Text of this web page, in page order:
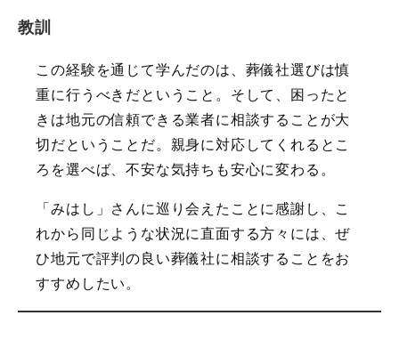
教訓
この経験を通じて学んだのは、葬儀社選びは慎
重に行うべきだということ。そして、困ったと
きは地元の信頼できる業者に相談することが大
切だということだ。親身に対応してくれるとこ
ろを選べば、不安な気持ちも安心に変わる。
「みはし」さんに巡り会えたことに感謝し、こ
れから同じような状況に直面する方々には、ぜ
ひ地元で評判の良い葬儀社に相談することをお
すすめしたい。